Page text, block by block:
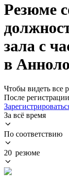
Резюме
зала с
в
Чтобы видеть все
После
За всё время
По соответствию
20 резюме